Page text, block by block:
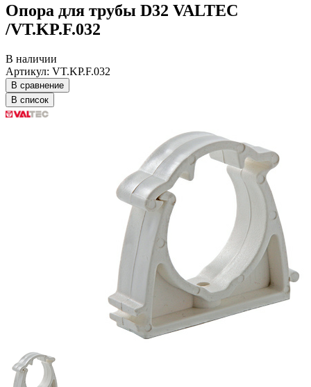
Опора для трубы D32 VALTEC
/VT.KP.F.032
В наличии
Артикул: VT.KP.F.032
В сравнение
В список